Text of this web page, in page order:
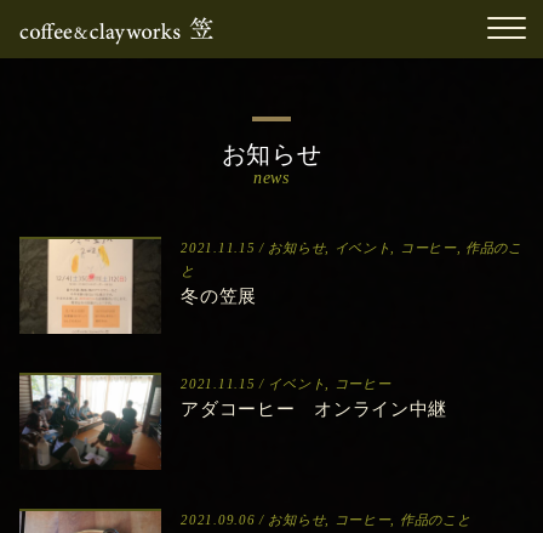
お知らせ
news
2021.11.15 / お知らせ, イベント コーヒー, 作品のこ
と
冬の笠展
2021.11.15 / イベント コーヒー
アダコーヒー オンライン中継
2021.09.06 / お知らせ, コーヒー, 作品のこと